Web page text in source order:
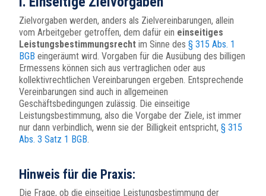
Zielvorgaben werden, anders als Zielvereinbarungen, allein
vom Arbeitgeber getroffen, dem dafür ein einseitiges
Leistungsbestimmungsrecht im Sinne des § 315 Abs. 1
BGB eingeräumt wird. Vorgaben für die Ausübung des billigen
Ermessens können sich aus vertraglichen oder aus
kollektivrechtlichen Vereinbarungen ergeben. Entsprechende
Vereinbarungen sind auch in allgemeinen
Geschäftsbedingungen zulässig. Die einseitige
Leistungsbestimmung, also die Vorgabe der Ziele, ist immer
nur dann verbindlich, wenn sie der Billigkeit entspricht, § 315
Abs. 3 Satz 1 BGB
Hinweis für die Praxis:
Die Frage, ob die einseitige Leistungsbestimmung der